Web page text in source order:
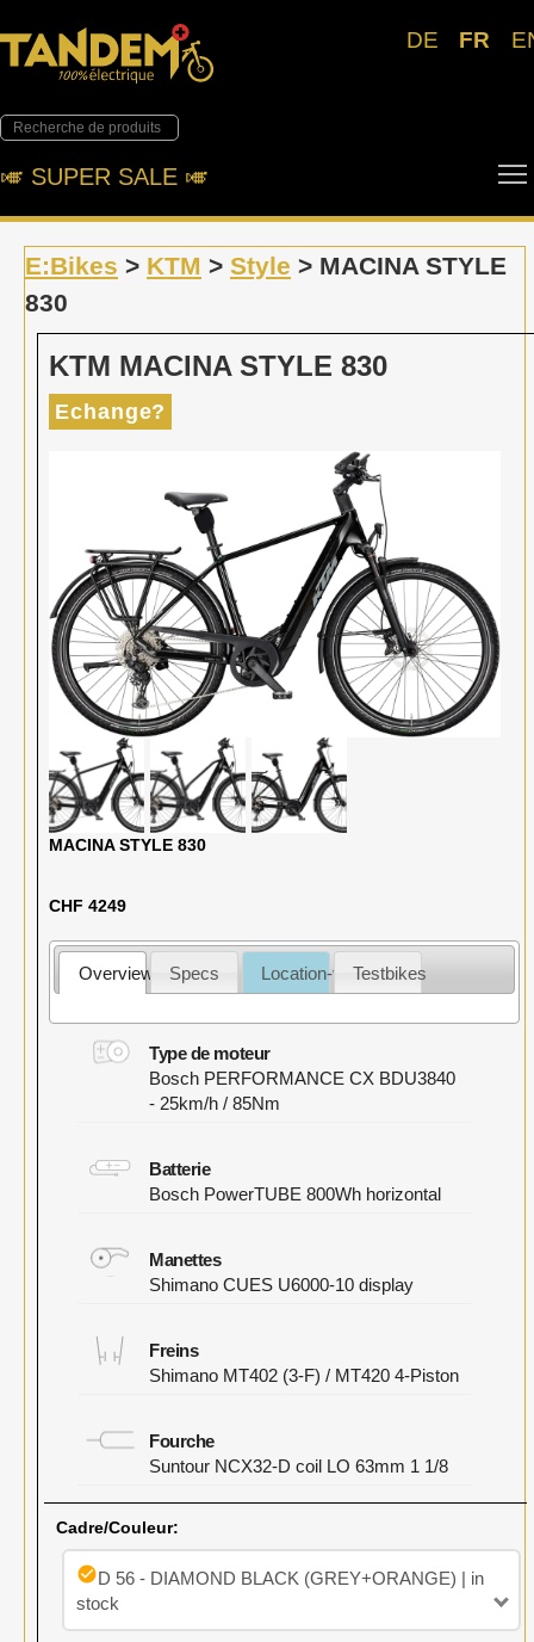
DE FR
🎺︎ SUPER SALE 🎺︎
E:Bikes > KTM > Style > MACINA STYLE
830
KTM MACINA STYLE 830
Echange?
MACINA STYLE 830
CHF 4249
Overview Specs Location-venteTestbikes
Type de moteur
Bosch PERFORMANCE CX BDU3840
- 25km/h / 85Nm
Batterie
Bosch PowerTUBE 800Wh horizontal
Manettes
Shimano CUES U6000-10 display
Freins
Shimano MT402 (3-F) / MT420 4-Piston
Fourche
Suntour NCX32-D coil LO 63mm 1 1/8
Cadre/Couleur:
check_circleD 56 - DIAMOND BLACK (GREY+ORANGE) | in
stock